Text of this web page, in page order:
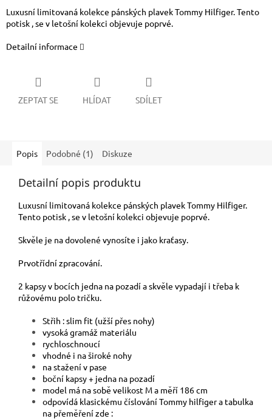
Luxusní limitovaná kolekce pánských plavek Tommy Hilfiger. Tento
potisk , se v letošní kolekci objevuje poprvé.
Detailní informace
ZEPTAT SE HLÍDAT SDÍLET
Popis Podobné (1) Diskuze
Detailní popis produktu
Luxusní limitovaná kolekce pánských plavek Tommy Hilfiger.
Tento potisk , se v letošní kolekci objevuje poprvé.
Skvěle je na dovolené vynosíte i jako kraťasy.
Prvotřídní zpracování.
2 kapsy v bocích jedna na pozadí a skvěle vypadají i třeba k
růžovému polo tričku.
Střih : slim fit (užší přes nohy)
vysoká gramáž materiálu
rychloschnoucí
vhodné i na široké nohy
na stažení v pase
boční kapsy + jedna na pozadí
model má na sobě velikost M a měří 186 cm
odpovídá klasickému číslování Tommy hilfiger a tabulka
na přeměření zde :